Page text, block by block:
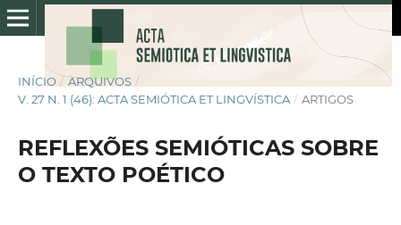
INÍCIO / ARQUIVOS /
V. 27 N. 1 (46): ACTA SEMIÓTICA ET LINGVÍSTICA / ARTIGOS
REFLEXÕES SEMIÓTICAS SOBRE
O TEXTO POÉTICO